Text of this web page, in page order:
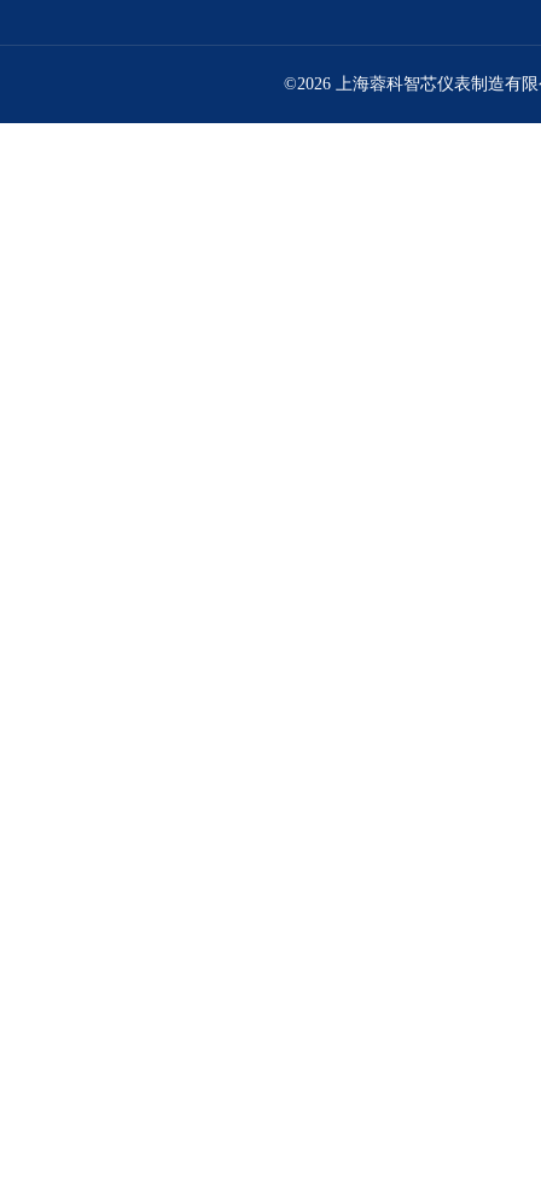
©2026 上海蓉科智芯仪表制造有